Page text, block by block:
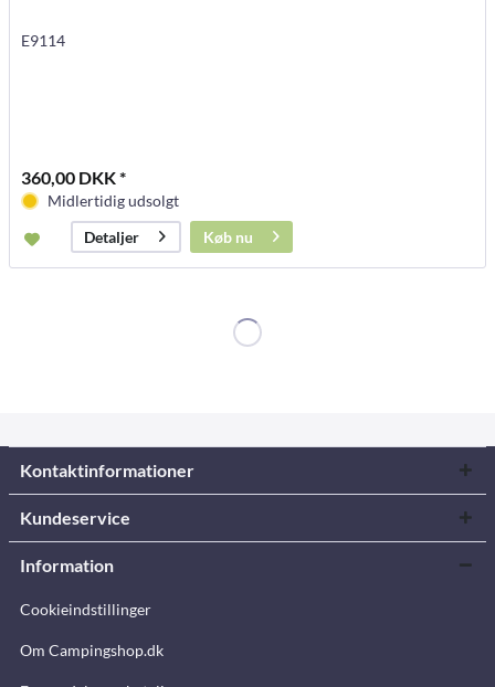
E9114
360,00 DKK *
Midlertidig udsolgt
Detaljer
Køb nu
Kontaktinformationer
Kundeservice
Information
Cookieindstillinger
Om Campingshop.dk